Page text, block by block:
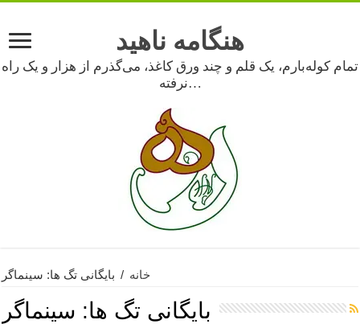
هنگامه ناهید
تمام کوله‌بارم، یک قلم و چند ورق کاغذ، می‌گذرم از هزار و یک راه
نرفته…
خانه / بایگانی تگ ها: سینماگر
بایگانی تگ ها: سینماگر